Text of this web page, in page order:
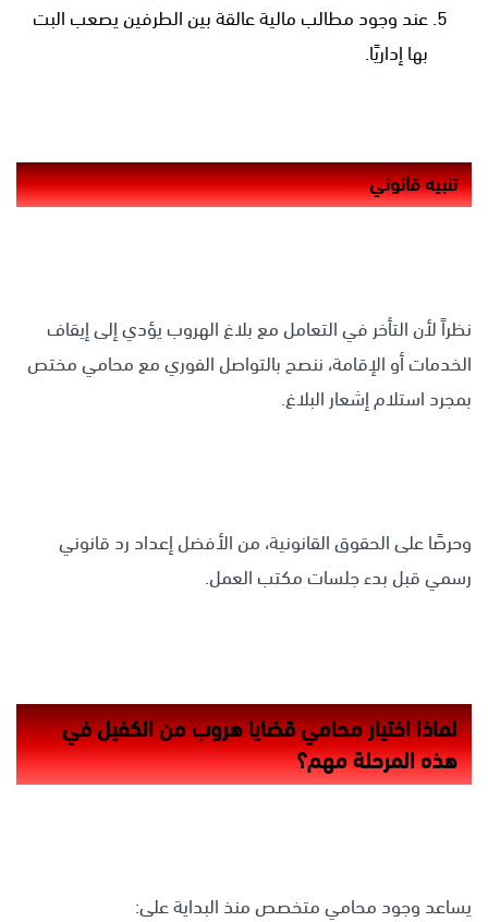
عند وجود مطالب مالية عالقة بين الطرفين يصعب البت
بها إداريًا.
تنبيه قانوني
نظراً لأن التأخر في التعامل مع بلاغ الهروب يؤدي إلى إيقاف
الخدمات أو الإقامة، ننصح بالتواصل الفوري مع محامي مختص
بمجرد استلام إشعار البلاغ.
وحرصًا على الحقوق القانونية، من الأفضل إعداد رد قانوني
رسمي قبل بدء جلسات مكتب العمل.
لماذا اختيار محامي قضايا هروب من الكفيل في
هذه المرحلة مهم؟
يساعد وجود محامي متخصص منذ البداية على: